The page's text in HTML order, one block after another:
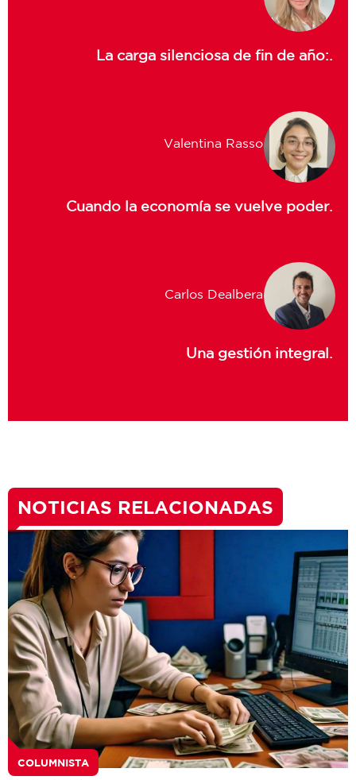
La carga silenciosa de fin de año:.
Valentina Rasso
Cuando la economía se vuelve poder.
Carlos Dealbera
Una gestión integral.
NOTICIAS RELACIONADAS
COLUMNISTA